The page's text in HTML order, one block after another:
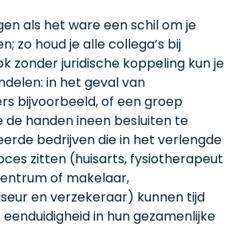
als het ware een schil om je
zo houd je alle collega’s bij
zonder juridische koppeling kun je
in het geval van
bijvoorbeeld, of een groep
handen ineen besluiten te
bedrijven die in het verlengde
zitten (huisarts, fysiotherapeut
of makelaar,
en verzekeraar) kunnen tijd
in hun gezamenlijke